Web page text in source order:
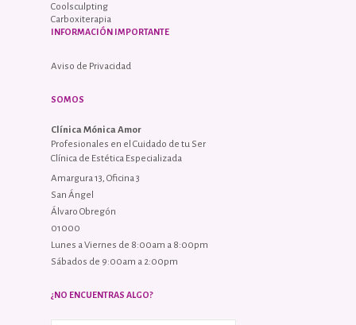
Coolsculpting
Carboxiterapia
INFORMACIÓN IMPORTANTE
Aviso de Privacidad
SOMOS
Clínica Mónica Amor
Profesionales en el Cuidado de tu Ser
Clínica de Estética Especializada
Amargura 13, Oficina 3
San Ángel
Álvaro Obregón
01000
Lunes a Viernes de 8:00am a 8:00pm
Sábados de 9:00am a 2:00pm
¿NO ENCUENTRAS ALGO?